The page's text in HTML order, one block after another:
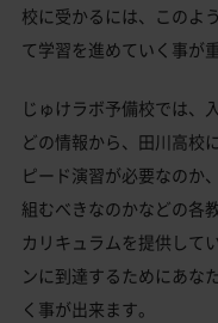
校に受かるには、このよ
て学習を進めていく事が
じゅけラボ予備校では、
どの情報から、田川高校
ピード演習が必要なのか
組むべきなのかなどの各
カリキュラムを提供して
ンに到達するためにあな
く事が出来ます。